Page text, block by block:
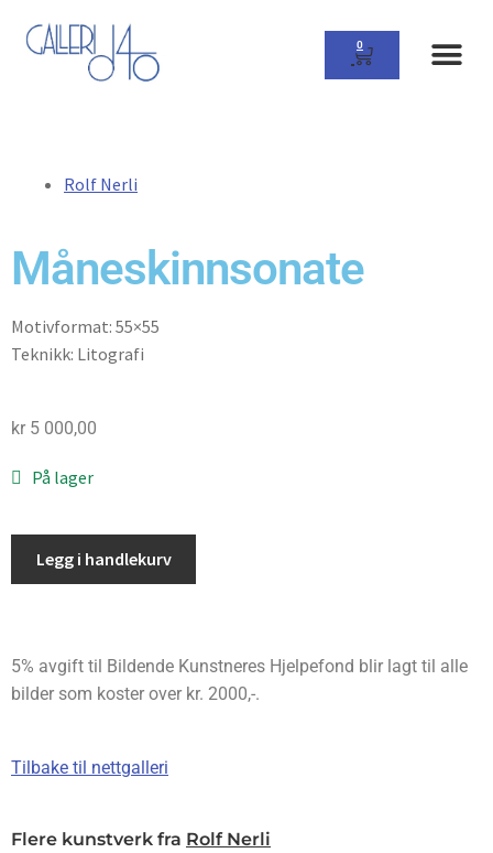
0
Rolf Nerli
Måneskinnsonate
Motivformat: 55×55
Teknikk: Litografi
kr 5 000,00
På lager
Legg i handlekurv
5% avgift til Bildende Kunstneres Hjelpefond blir lagt til alle
bilder som koster over kr. 2000,-.
Tilbake til nettgalleri
Flere kunstverk fra Rolf Nerli